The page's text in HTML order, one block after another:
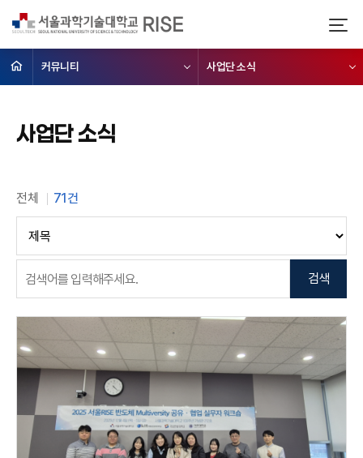
커뮤니티 사업단 소식
사업단 소식
전체 71건